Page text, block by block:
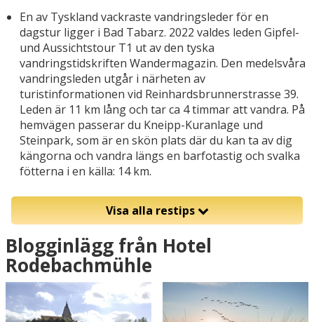
En av Tyskland vackraste vandringsleder för en
dagstur ligger i Bad Tabarz. 2022 valdes leden Gipfel-
und Aussichtstour T1 ut av den tyska
vandringstidskriften Wandermagazin. Den medelsvåra
vandringsleden utgår i närheten av
turistinformationen vid Reinhardsbrunnerstrasse 39.
Leden är 11 km lång och tar ca 4 timmar att vandra. På
hemvägen passerar du Kneipp-Kuranlage und
Steinpark, som är en skön plats där du kan ta av dig
kängorna och vandra längs en barfotastig och svalka
fötterna i en källa: 14 km.
Visa alla restips
Blogginlägg från Hotel
Rodebachmühle